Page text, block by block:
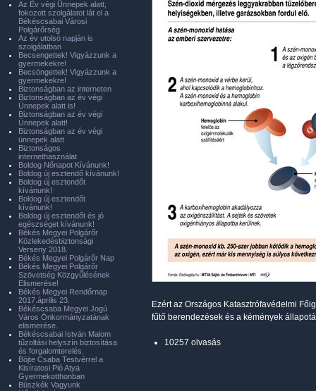
Ezért az Országos Katasztrófavédelmi
fűtő berendezések és a kémények
10257 olvasás
Az Év végi Ünnepek alatt,
fokozott szolgálatot lát el a
Békéscsabai Városi
Polgárőrség
Az év utolsó napján is
szolgálatban
Becsengettek! Vigyázzunk a
gyermekekre!
Becsöngettek! Vigyázzunk a
gyermekekre!
Biztonságban az interneten
Biztonságban az év végi
Ünnepek alatt is!
Biztonságban az év végi
Ünnepek alatt!
Biztonságban az év végi
ünnepek alatt
Biztonságos
internethasználat
Boldog Nőnapot Kívánunk!
Boldog új esztendő kívánunk!
Boldog új esztendőt
kívánunk!
Boldog új esztendőt
kívánunk!
Boldog új esztendőt és jó
egészséget kívánunk!
Békés Megyei Polgárőr
Közlekedésbiztonsági
Verseny 2018.
Békés Megyei Polgárőr Nap
Békés Megyei Polgárőr
Szövetség Közgyűlésének
Elismerése!
Békés Megyei Rendőrnap
2017.április 23.
Békéscsaba Megyei Jogú
Város Önkormányzatának
elismerése.
Békéscsabai István Malom
tűzoltási helyszín biztosítása
és forgalomterelés.
Böjte Csaba Testvérrel a
Kisíratosi Pió Atya
Gyermekotthonban
Büszkék Vagyunk